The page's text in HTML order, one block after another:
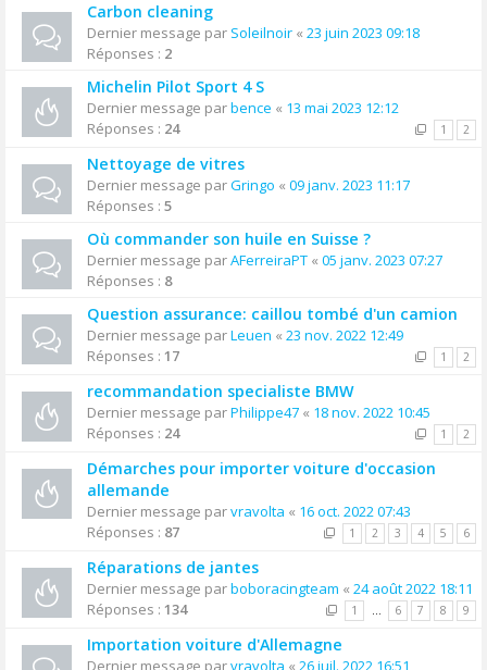
Carbon cleaning
Dernier message par Soleilnoir « 23 juin 2023 09:18
Réponses : 2
Michelin Pilot Sport 4 S
Dernier message parbence « 13 mai 2023 12:12
Réponses : 24 1 2
Nettoyage de vitres
Dernier message parGringo « 09 janv. 2023 11:17
Réponses : 5
Où commander son huile en Suisse ?
Dernier message parAFerreiraPT « 05 janv. 2023 07:27
Réponses : 8
Question assurance: caillou tombé d'un camion
Dernier message parLeuen « 23 nov. 2022 12:49
Réponses : 17 1 2
recommandation specialiste BMW
Dernier message parPhilippe47 « 18 nov. 2022 10:45
Réponses : 24 1 2
Démarches pour importer voiture d'occasion
allemande
Dernier message parvravolta « 16 oct. 2022 07:43
Réponses : 87 1 2 3 4 5 6
Réparations de jantes
Dernier message parboboracingteam « 24 août 2022 18:11
Réponses : 134 1 … 6 7 8 9
Importation voiture d'Allemagne
Dernier message parvravolta « 26 juil. 2022 16:51